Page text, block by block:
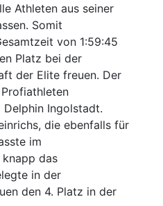
Athleten aus seiner
Somit
von 1:59:45
Platz bei der
der Elite freuen. Der
Delphin Ingolstadt.
die ebenfalls für
im
das
in der
den 4. Platz in der